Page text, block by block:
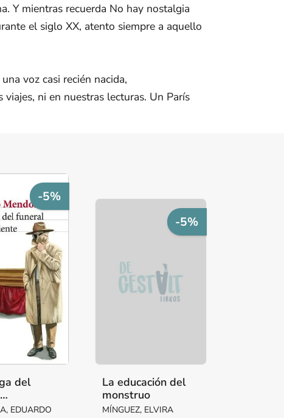
Y mientras recuerda No hay nostalgia
el siglo XX, atento siempre a aquello
voz casi recién nacida,
ni en nuestras lecturas. Un París
-5%
del
EDUARDO
-5%
La educación del
monstruo
MÍNGUEZ, ELVIRA